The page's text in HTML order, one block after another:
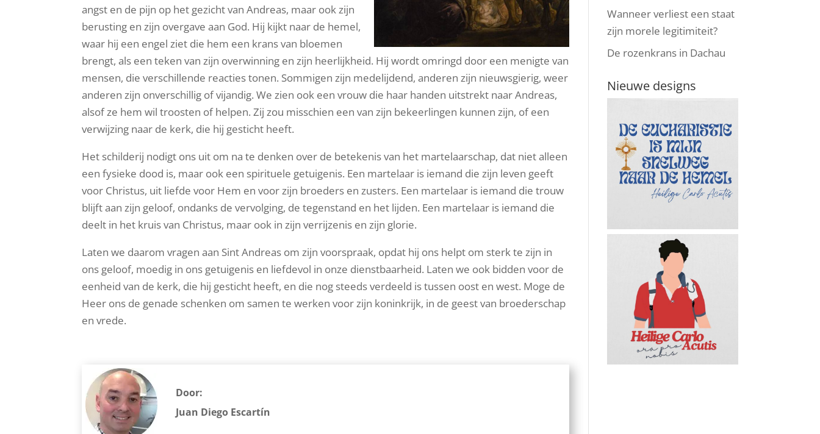
angst en de pijn op het gezicht van Andreas, maar ook zijn
berusting en zijn overgave aan God. Hij kijkt naar de hemel,
waar hij een engel ziet die hem een krans van bloemen
brengt, als een teken van zijn overwinning en zijn heerlijkheid. Hij wordt omringd door een menigte van
mensen, die verschillende reacties tonen. Sommigen zijn medelijdend, anderen zijn nieuwsgierig, weer
anderen zijn onverschillig of vijandig. We zien ook een vrouw die haar handen uitstrekt naar Andreas,
alsof ze hem wil troosten of helpen. Zij zou misschien een van zijn bekeerlingen kunnen zijn, of een
verwijzing naar de kerk, die hij gesticht heeft.
Het schilderij nodigt ons uit om na te denken over de betekenis van het martelaarschap, dat niet alleen
een fysieke dood is, maar ook een spirituele getuigenis. Een martelaar is iemand die zijn leven geeft
voor Christus, uit liefde voor Hem en voor zijn broeders en zusters. Een martelaar is iemand die trouw
blijft aan zijn geloof, ondanks de vervolging, de tegenstand en het lijden. Een martelaar is iemand die
deelt in het kruis van Christus, maar ook in zijn verrijzenis en zijn glorie.
Laten we daarom vragen aan Sint Andreas om zijn voorspraak, opdat hij ons helpt om sterk te zijn in
ons geloof, moedig in ons getuigenis en liefdevol in onze dienstbaarheid. Laten we ook bidden voor de
eenheid van de kerk, die hij gesticht heeft, en die nog steeds verdeeld is tussen oost en west. Moge de
Heer ons de genade schenken om samen te werken voor zijn koninkrijk, in de geest van broederschap
en vrede.
Door:
Juan Diego Escartín
Wanneer verliest een staat
zijn morele legitimiteit?
De rozenkrans in Dachau
Nieuwe designs